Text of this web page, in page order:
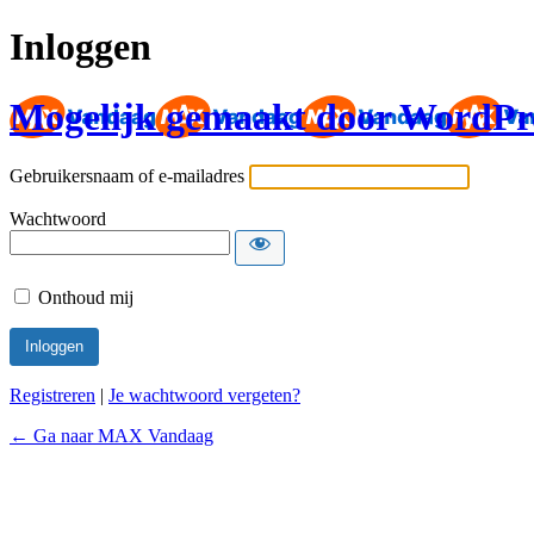
Inloggen
Mogelijk gemaakt door
Gebruikersnaam of e-mailadres
Wachtwoord
Onthoud mij
Registreren | Je wachtwoord vergeten?
← Ga naar MAX Vandaag